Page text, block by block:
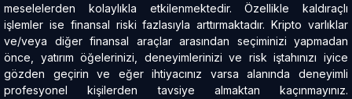
meselelerden kolaylıkla etkilenmektedir. Özellikle kaldıraçlı
işlemler ise finansal riski fazlasıyla arttırmaktadır. Kripto varlıklar
ve/veya diğer finansal araçlar arasından seçiminizi yapmadan
önce, yatırım öğelerinizi, deneyimlerinizi ve risk iştahınızı iyice
gözden geçirin ve eğer ihtiyacınız varsa alanında deneyimli
profesyonel kişilerden tavsiye almaktan kaçınmayınız.